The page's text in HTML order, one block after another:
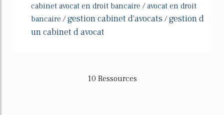
cabinet avocat en droit bancaire /avocat en droit
bancaire /gestion cabinet d'avocats /gestion d
un cabinet d avocat
10 Ressources